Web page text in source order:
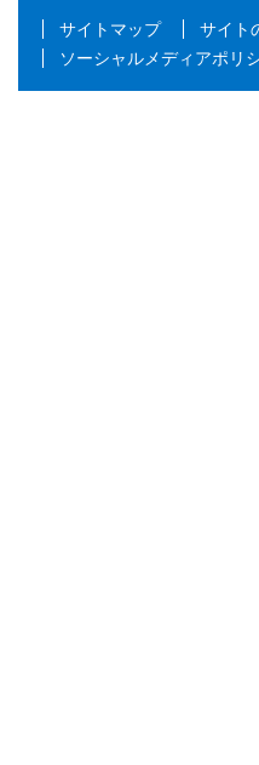
サイトマップ サイト
ソーシャルメディアポリ